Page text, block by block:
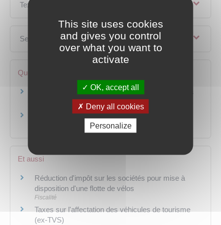
Textes de référence
Services en ligne et formulaires
Questions ? Réponses !
Les entreprises peuvent-elles bénéficier du bonus
écologique ?
Les entreprises peuvent-elles bénéficier de la
prime à la conversion ?
Et aussi
Réduction d'impôt sur les sociétés pour mise à
disposition d'une flotte de vélos
Fiscalité
Taxes sur l'affectation des véhicules de tourisme
(ex-TVS)
This site uses cookies
and gives you control
over what you want to
activate
OK, accept all
Deny all cookies
Personalize